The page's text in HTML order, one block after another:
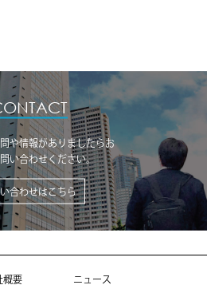
や情報がありましたらお
い合わせください。
合わせはこちら
概要 ニュース